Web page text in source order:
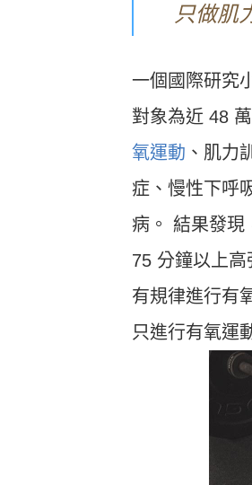
只做肌
一個國際研究
對象為近 48
氧運動 、肌力
症、慢性下呼
病。 結果發現
75 分鐘以上
有規律進行有
只進行有氧運